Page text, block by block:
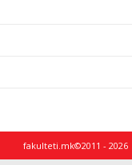
fakulteti.mk©2011 - 2026